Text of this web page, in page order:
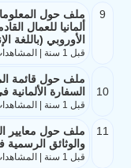
9
ملف حول
ألمانيا للعمال
الأوروبي (باللغة
قبل 1 سنة | المشاهدات: 34262 | الحجم: 381.1KB
10
ملف حول قائمة
السفارة الألمانية
قبل 1 سنة | المشاهدات: 34690 | الحجم: 501.3KB
11
ملف حول معايير
والوثائق الرسمية
قبل 1 سنة | المشاهدات: 34275 | الحجم: 285.2KB